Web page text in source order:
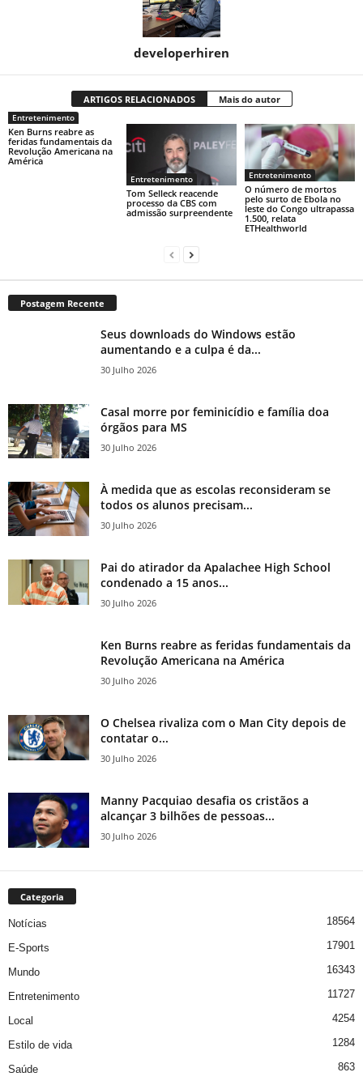
developerhiren
ARTIGOS RELACIONADOS Mais do autor
Entretenimento
Ken Burns reabre as
feridas fundamentais da
Revolução Americana na
América
Entretenimento
Tom Selleck reacende
processo da CBS com
admissão surpreendente
Entretenimento
O número de mortos
pelo surto de Ebola no
leste do Congo ultrapassa
1.500, relata
ETHealthworld
Postagem Recente
Seus downloads do Windows estão
aumentando e a culpa é da...
30 Julho 2026
Casal morre por feminicídio e família doa
órgãos para MS
30 Julho 2026
À medida que as escolas reconsideram se
todos os alunos precisam...
30 Julho 2026
Pai do atirador da Apalachee High School
condenado a 15 anos...
30 Julho 2026
Ken Burns reabre as feridas fundamentais da
Revolução Americana na América
30 Julho 2026
O Chelsea rivaliza com o Man City depois de
contatar o...
30 Julho 2026
Manny Pacquiao desafia os cristãos a
alcançar 3 bilhões de pessoas...
30 Julho 2026
Categoria
Notícias 18564
E-Sports 17901
Mundo 16343
Entretenimento 11727
Local 4254
Estilo de vida 1284
Saúde 863